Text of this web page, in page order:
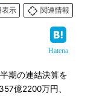
表示
関連情報
Hatena
期の連結決算を
億2200万円、